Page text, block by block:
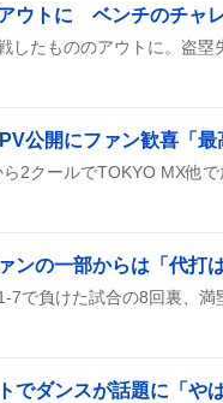
でダンスが話題に「や